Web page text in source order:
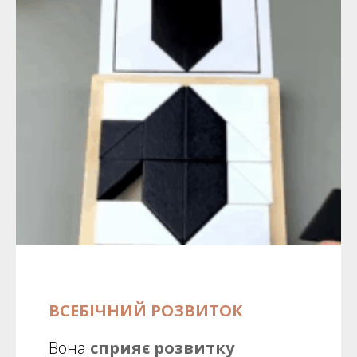
ВСЕБІЧНИЙ РОЗВИТОК
Вона сприяє розвитку